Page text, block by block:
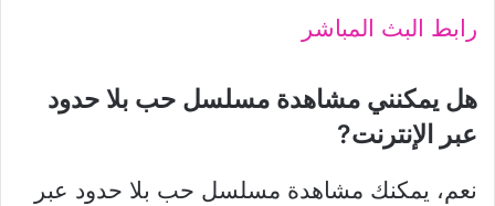
رابط البث المباشر
هل يمكنني مشاهدة مسلسل حب بلا حدود
عبر الإنترنت?
نعم، يمكنك مشاهدة مسلسل حب بلا حدود عبر